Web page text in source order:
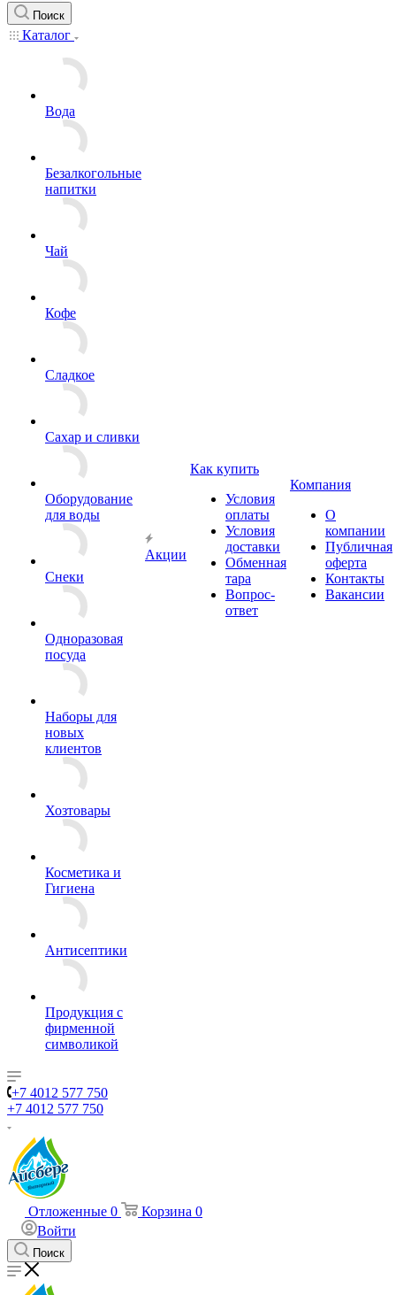
Поиск
Каталог
Вода
Безалкогольные
напитки
Чай
Кофе
Сладкое
Сахар и сливки
Оборудование
для воды
Снеки
Одноразовая
посуда
Наборы для
новых
клиентов
Хозтовары
Косметика и
Гигиена
Антисептики
Продукция с
фирменной
символикой
Акции
Как купить
Условия
оплаты
Условия
доставки
Обменная
тара
Вопрос-
ответ
Компания
О
компании
Публичная
оферта
Контакты
Вакансии
+7 4012 577 750
+7 4012 577 750
Отложенные 0 Корзина 0
Войти
Поиск